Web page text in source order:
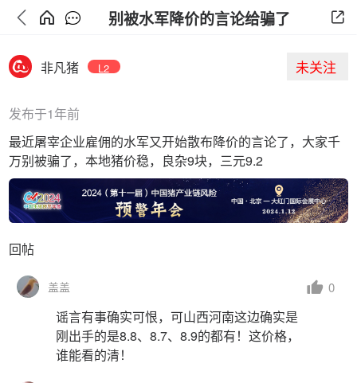
别被水军降价的言论给骗了
非凡猪 L2 未关注
发布于1年前
最近屠宰企业雇佣的水军又开始散布降价的言论了，大家千
万别被骗了，本地猪价稳，良杂9块，三元9.2
回帖
盖盖 0
谣言有事确实可恨，可山西河南这边确实是
刚出手的是8.8、8.7、8.9的都有！这价格，
谁能看的清！